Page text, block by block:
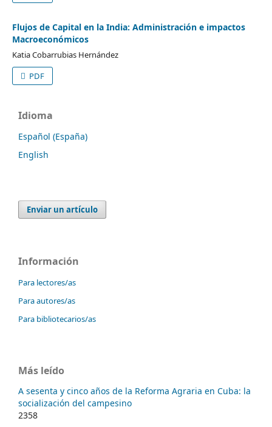
Flujos de Capital en la India: Administración e impactos
Macroeconómicos
Katia Cobarrubias Hernández
PDF
Idioma
Español (España)
English
Enviar un artículo
Información
Para lectores/as
Para autores/as
Para bibliotecarios/as
Más leído
A sesenta y cinco años de la Reforma Agraria en Cuba: la
socialización del campesino
2358